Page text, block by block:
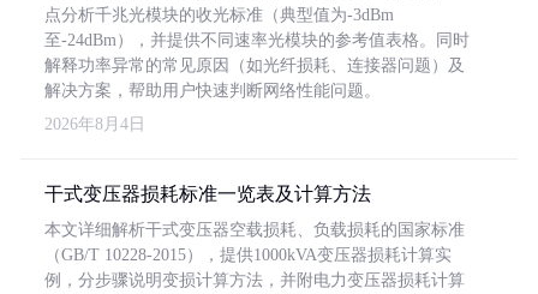
点分析千兆光模块的收光标准（典型值为-3dBm
至-24dBm），并提供不同速率光模块的参考值表格。同时
解释功率异常的常见原因（如光纤损耗、连接器问题）及
解决方案，帮助用户快速判断网络性能问题。
2026年8月4日
干式变压器损耗标准一览表及计算方法
本文详细解析干式变压器空载损耗、负载损耗的国家标准
（GB/T 10228-2015），提供1000kVA变压器损耗计算实
例，分步骤说明变损计算方法，并附电力变压器损耗计算